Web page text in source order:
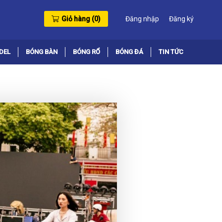
Giỏ hàng (0) Đăng nhập Đăng ký
BÓNG BÀN BÓNG RỔ BÓNG ĐÁ TIN TỨC